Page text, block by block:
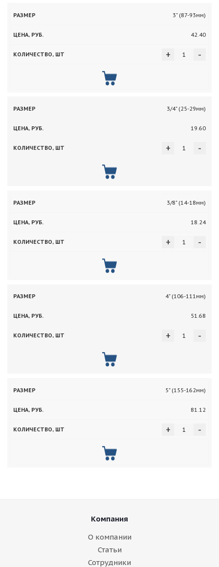
3" (87-93мм)
42.40
-
+
3/4" (25-29мм)
19.60
-
+
3/8" (14-18мм)
18.24
-
+
4" (106-111мм)
51.68
-
+
5" (155-162мм)
81.12
-
+
Компания
О компании
Статьи
Сотрудники